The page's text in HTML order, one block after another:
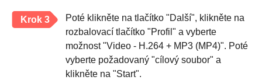
Krok 3
Poté klikněte na tlačítko "Další", klikněte na
rozbalovací tlačítko "Profil" a vyberte
možnost "Video - H.264 + MP3 (MP4)". Poté
vyberte požadovaný "cílový soubor" a
klikněte na "Start".